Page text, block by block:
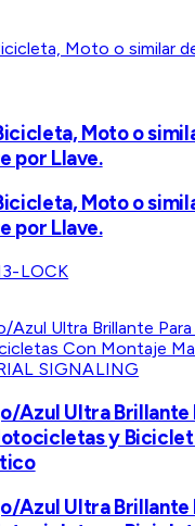
Moto o
por Llave.
Moto o
por Llave.
LOCK
SIGNALING
Azul Ultra Brillante
y
Azul Ultra Brillante